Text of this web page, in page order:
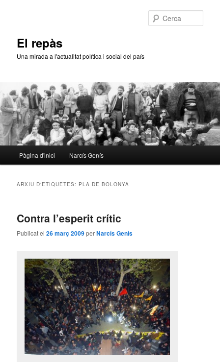
El repàs
Una mirada a l'actualitat política i social del país
principal
Pàgina d'inici Narcís Genís
ARXIU D'ETIQUETES: PLA DE BOLONYA
Contra l’esperit crític
Publicat el26 març 2009perNarcís Genís